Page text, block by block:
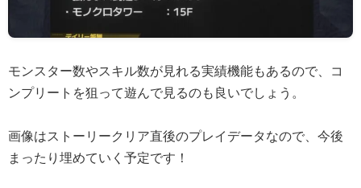
モンスター数やスキル数が見れる実績機能もあるので、コ
ンプリートを狙って遊んで見るのも良いでしょう。
画像はストーリークリア直後のプレイデータなので、今後
まったり埋めていく予定です！